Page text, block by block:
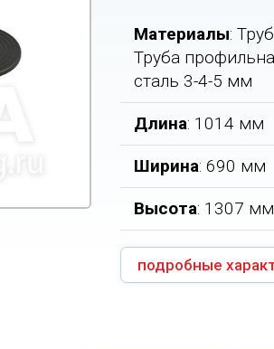
Материалы:
Труба
сталь 3-4-5 мм
Длина: 1014 мм
Ширина: 690 мм
Высота: 1307
подробные